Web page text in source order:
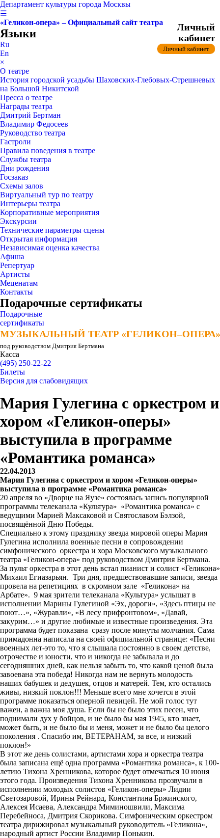
Департамент культуры города Москвы
☰
«Геликон-опера» – Официальный сайт театра
Языки
Ru
En
×
О театре
История городской усадьбы Шаховских-Глебовых-Стрешневых
на Большой Никитской
Пресса о театре
Награды театра
Дмитрий Бертман
Владимир Федосеев
Руководство театра
Гастроли
Правила поведения в театре
Службы театра
Дни рождения
Госзаказ
Схемы залов
Виртуальный тур по театру
Интерьеры театра
Корпоративные мероприятия
Экскурсии
Технические параметры сцены
Открытая информация
Независимая оценка качества
Афиша
Репертуар
Артисты
Меценатам
Контакты
Подарочные сертификаты
Подарочные
сертификаты
МУЗЫКАЛЬНЫЙ ТЕАТР «ГЕЛИКОН–ОПЕРА»
МУЗЫКАЛЬНЫЙ ТЕАТР «ГЕЛИКОН–ОПЕРА»
под руководством Дмитрия Бертмана
Касса
(495) 250-22-22
Личный
кабинет
Личный кабинет
Билеты
Версия для слабовидящих
Мария Гулегина с оркестром и
хором «Геликон-оперы»
выступила в программе
«Романтика романса»
22.04.2013
Мария Гулегина с оркестром и хором «Геликон-оперы»
выступила в программе «Романтика романса»
20 апреля во «Дворце на Яузе» состоялась запись популярной
программы телеканала «Культура» «Романтика романса» с
ведущими Марией Максаковой и Святославом Бэлзой,
посвящённой Дню Победы.
Специально к этому празднику звезда мировой оперы Мария
Гулегина исполнила военные песни в сопровождении
симфонического оркестра и хора Московского музыкального
театра «Геликон-опера» под руководством Дмитрия Бертмана.
За пульт оркестра в этот день встал пианист и солист «Геликона»
Михаил Егиазарьян. Три дня, предшествовавшие записи, звезда
провела на репетициях в скромном зале «Геликона» на
Арбате». 9 мая зрители телеканала «Культура» услышат в
исполнении Марины Гулегиной «Эх, дороги», «Здесь птицы не
поют…», «Журавли», «В лесу прифронтовом», «Давай,
закурим…» и другие любимые и известные произведения. Эта
программа будет показана сразу после минуты молчания. Сама
примадонна написала на своей официальной странице: «Песни
военных лет-это то, что я слышала постоянно в своем детстве,
отрочестве и юности, что и никогда не забывала и до
сегодняшних дней, как нельзя забыть то, что какой ценой была
завоевана эта победа! Никогда нам не вернуть молодость
наших бабушек и дедушек, отцов и матерей. Тем, кто остались
живы, низкий поклон!!! Меньше всего мне хочется в этой
программе показаться оперной певицей. Не мой голос тут
важен, а важна моя душа. Если бы не было этих песен, что
поднимали дух у бойцов, и не было бы мая 1945, кто знает,
может быть, и не было бы и меня, может и не было бы целого
поколения . Спасибо им, ВЕТЕРАНАМ, за все, и низкий
поклон!»
В этот же день солистами, артистами хора и оркестра театра
была записана ещё одна программа «Романтика романса», к 100-
летию Тихона Хренникова, которое будет отмечаться 10 июня
этого года. Произведения Тихона Хренникова прозвучали в
исполнении молодых солистов «Геликон-оперы» Лидии
Светозаровой, Ирины Рейнард, Константина Бржинского,
Алексея Исаева, Александра Миминошвили, Максима
Перебейноса, Дмитрия Скорикова. Симфоническим оркестром
театра дирижировал музыкальный руководитель «Геликона»,
народный артист России Владимир Понькин.